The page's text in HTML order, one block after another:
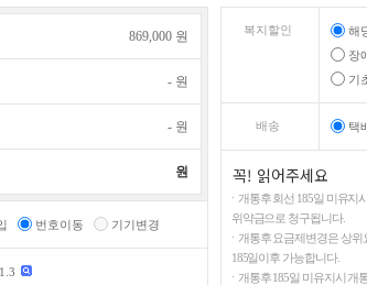
869,000 원
- 원
- 원
원
번호이동 기기변경
복지할인
해
장
기
배송
꼭! 읽어주세요
ㆍ개통후 회선 185일 미유
위약금으로 청구됩니다.
ㆍ개통후 요금제변경은 상
185일이후 가능합니다.
ㆍ개통후 185일 미유지시 개